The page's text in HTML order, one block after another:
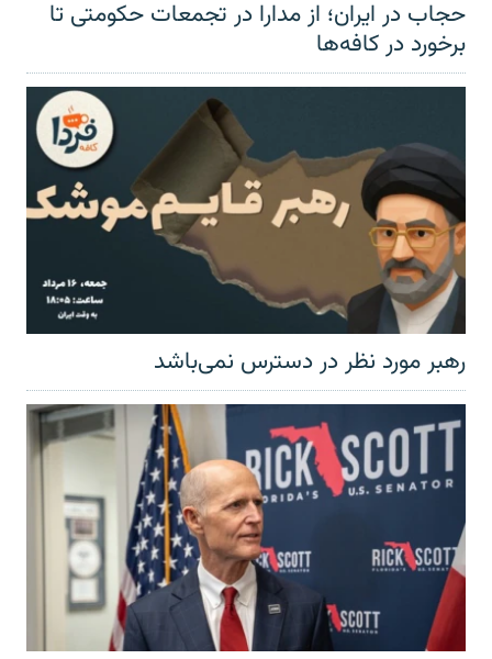
حجاب در ایران؛ از مدارا در تجمعات حکومتی تا
برخورد در کافه‌ها
رهبر مورد نظر در دسترس نمی‌باشد